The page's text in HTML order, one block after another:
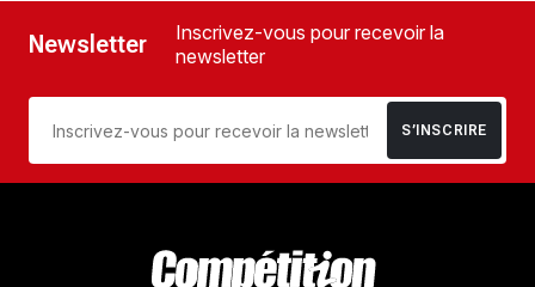
Newsletter
Inscrivez-vous pour recevoir la
newsletter
S’INSCRIRE